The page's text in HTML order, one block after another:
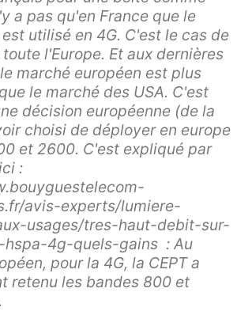
a pas qu'en France que le
utilisé en 4G. C'est le cas de
l'Europe. Et aux dernières
marché européen est plus
le marché des USA. C'est
décision européenne (de la
choisi de déployer en europe
et 2600. C'est expliqué par
:
avis-experts/lumiere-
usages/tres-haut-debit-sur-
4g-quels-gains : Au
pour la 4G, la CEPT a
retenu les bandes 800 et